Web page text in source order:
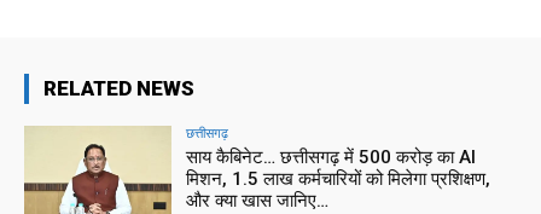
RELATED NEWS
छत्तीसगढ़
साय कैबिनेट… छत्तीसगढ़ में 500 करोड़ का AI
मिशन, 1.5 लाख कर्मचारियों को मिलेगा प्रशिक्षण,
और क्या खास जानिए…